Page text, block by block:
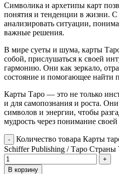
Символика и архетипы карт
понятия и тенденции в жизни.
анализировать ситуации,
важные решения.
В мире суеты и шума, карты
собой, прислушаться к своей
гармонию. Они как зеркало,
состояние и помогающее найти
Карты Таро — это не только
и для самопознания и роста.
символов и энергии, чтобы
мудрость через понимание
Количество товара Карты
Schiffer Publishing / Таро Страны
В корзину